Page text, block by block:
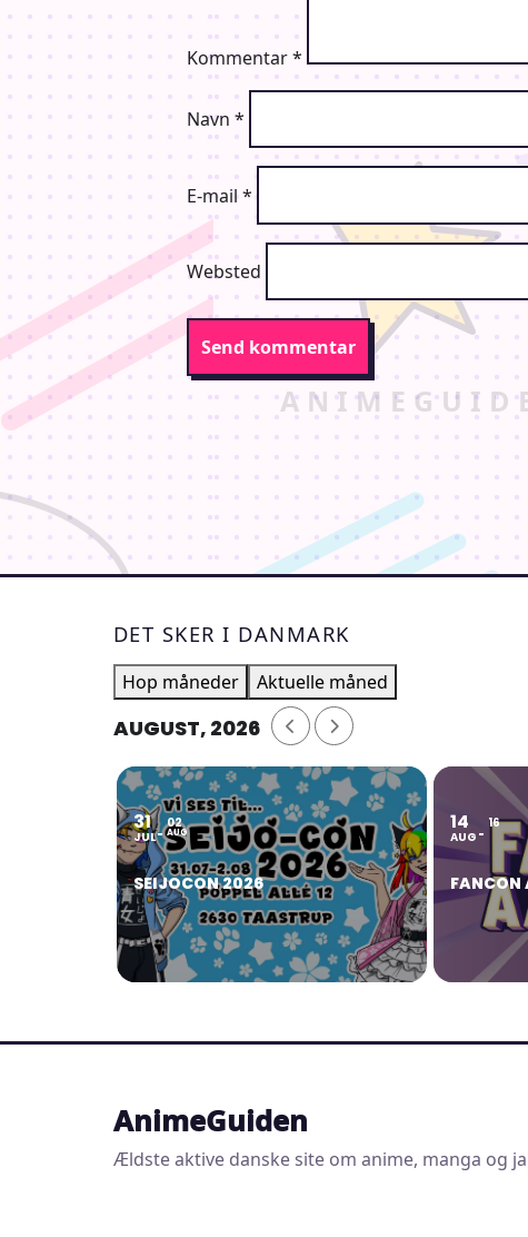
Kommentar*
Navn *
E-mail *
Websted
DET SKER I DANMARK
Hop måneder Aktuelle måned
AUGUST, 2026
31
JUL
02
AUG
SEIJOCON 2026
14
AUG
16
FANCON
AnimeGuiden
Ældste aktive danske site om anime, manga og